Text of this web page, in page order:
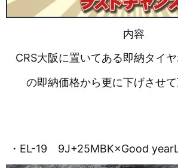
内容
CRS大阪に置いてある即納タイ
の即納価格から更に下げさせ
・EL-19 9J+25MBK×Good